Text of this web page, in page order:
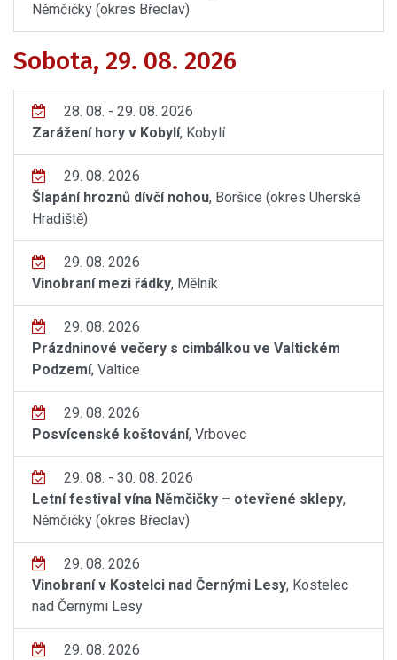
Němčičky (okres Břeclav)
Sobota, 29. 08. 2026
28. 08. - 29. 08. 2026
Zarážení hory v Kobylí, Kobylí
29. 08. 2026
Šlapání hroznů dívčí nohou, Boršice (okres Uherské
Hradiště)
29. 08. 2026
Vinobraní mezi řádky, Mělník
29. 08. 2026
Prázdninové večery s cimbálkou ve Valtickém
Podzemí, Valtice
29. 08. 2026
Posvícenské koštování, Vrbovec
29. 08. - 30. 08. 2026
Letní festival vína Němčičky – otevřené sklepy,
Němčičky (okres Břeclav)
29. 08. 2026
Vinobraní v Kostelci nad Černými Lesy, Kostelec
nad Černými Lesy
29. 08. 2026